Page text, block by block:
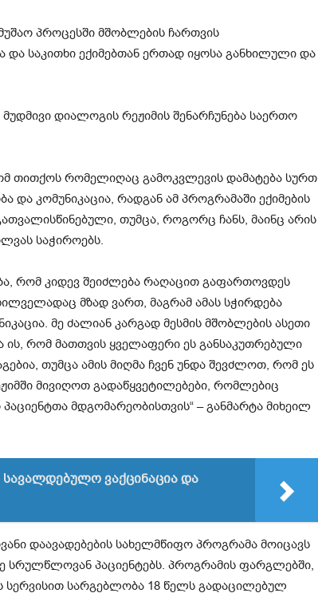
პროცესში მშობლების ჩართვის
საკითხი ექიმებთან ერთად იყოსა განხილული და
დიალოგის რეჟიმის შენარჩუნება საერთო
თითქოს რომელიღაც გამოკვლევის დამატება სურთ
და კომუნიკაცია, რადგან ამ პროგრამაში ექიმების
თუმცა, როგორც ჩანს, მაინც არის
საჭიროებს.
რომ კიდევ შეიძლება რაღაცით გაფართოვდეს
მზად ვართ, მაგრამ ამას სჭირდება
მე ძალიან კარგად მესმის მშობლების ასეთი
ის, რომ მათთვის ყველაფერი ეს განსაკუთრებული
თუმცა ამის მიღმა ჩვენ უნდა შევძლოთ, რომ ეს
მივიღოთ გადაწყვეტილებები, რომლებიც
მდგომარეობისთვის“ – განმარტა მიხეილ
ვაქცინაცია და
დაავადებების სახელმწიფო პროგრამა მოიცავს
სრულწლოვან პაციენტებს. პროგრამის ფარგლებში,
სარგებლობა 18 წელს გადაცილებულ